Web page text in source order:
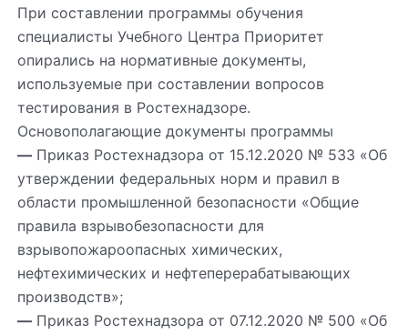
При составлении программы обучения
специалисты Учебного Центра Приоритет
опирались на нормативные документы,
используемые при составлении вопросов
тестирования в Ростехнадзоре.
Основополагающие документы программы
—Приказ Ростехнадзора от 15.12.2020 № 533 «Об
утверждении федеральных норм и правил в
области промышленной безопасности «Общие
правила взрывобезопасности для
взрывопожароопасных химических,
нефтехимических и нефтеперерабатывающих
производств»;
—Приказ Ростехнадзора от 07.12.2020 № 500 «Об